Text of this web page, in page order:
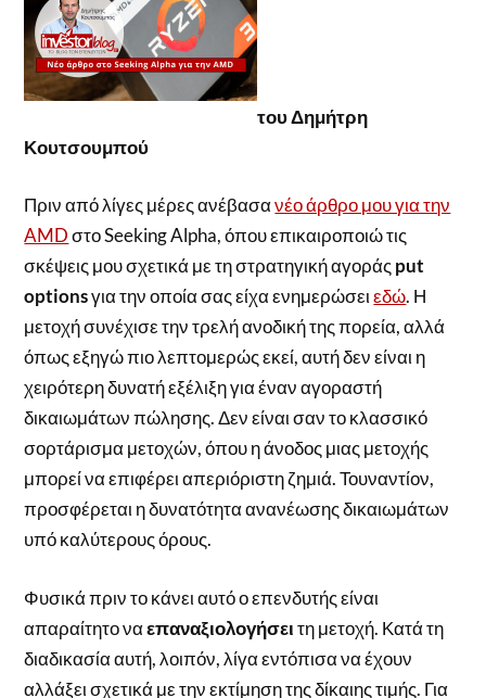
του Δημήτρη
Κουτσουμπού
Πριν από λίγες μέρες ανέβασανέο άρθρο μου για την
AMDστο Seeking Alpha, όπου επικαιροποιώ τις
σκέψεις μου σχετικά με τη στρατηγική αγοράςput
optionsγια την οποία σας είχα ενημερώσειεδώ. Η
μετοχή συνέχισε την τρελή ανοδική της πορεία, αλλά
όπως εξηγώ πιο λεπτομερώς εκεί, αυτή δεν είναι η
χειρότερη δυνατή εξέλιξη για έναν αγοραστή
δικαιωμάτων πώλησης. Δεν είναι σαν το κλασσικό
σορτάρισμα μετοχών, όπου η άνοδος μιας μετοχής
μπορεί να επιφέρει απεριόριστη ζημιά. Τουναντίον,
προσφέρεται η δυνατότητα ανανέωσης δικαιωμάτων
υπό καλύτερους όρους.
Φυσικά πριν το κάνει αυτό ο επενδυτής είναι
απαραίτητο ναεπαναξιολογήσειτη μετοχή. Κατά τη
διαδικασία αυτή, λοιπόν, λίγα εντόπισα να έχουν
αλλάξει σχετικά με την εκτίμηση της δίκαιης τιμής. Για